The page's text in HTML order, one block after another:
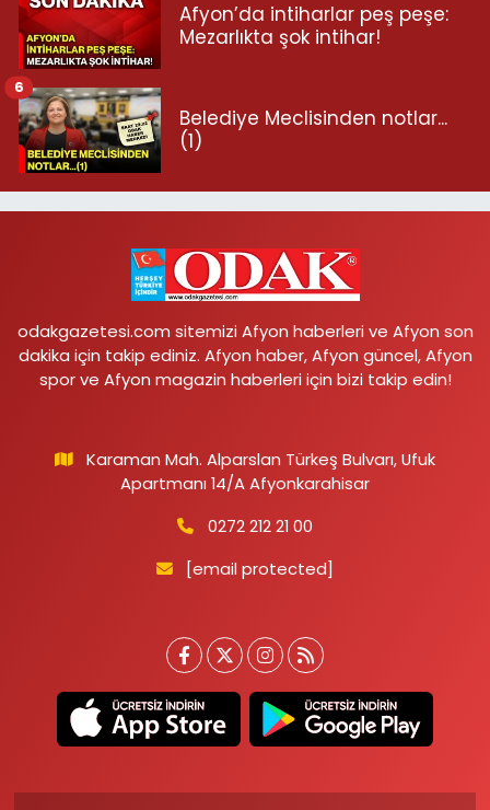
Afyon’da intiharlar peş peşe:
Mezarlıkta şok intihar!
Belediye Meclisinden notlar...
(1)
6
odakgazetesi.com sitemizi Afyon haberleri ve Afyon son
dakika için takip ediniz. Afyon haber, Afyon güncel, Afyon
spor ve Afyon magazin haberleri için bizi takip edin!
Karaman Mah. Alparslan Türkeş Bulvarı, Ufuk
Apartmanı 14/A Afyonkarahisar
0272 212 21 00
[email protected]